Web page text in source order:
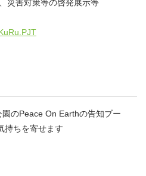
災害対策等の啓発展示等
のPeace On Earthの告知ブー
持ちを寄せます